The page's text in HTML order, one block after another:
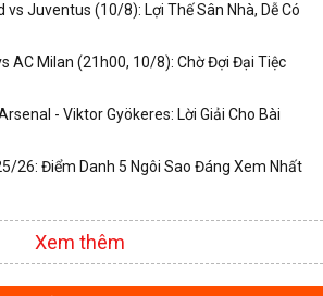
vs Juventus (10/8): Lợi Thế Sân Nhà, Dễ Có
AC Milan (21h00, 10/8): Chờ Đợi Đại Tiệc
- Viktor Gyökeres: Lời Giải Cho Bài
26: Điểm Danh 5 Ngôi Sao Đáng Xem Nhất
Xem thêm